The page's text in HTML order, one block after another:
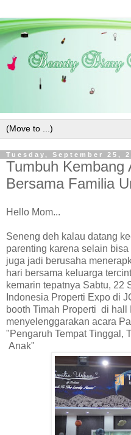
Tuesday, September 25,
Tumbuh Kembang
Bersama Familia
Hello Mom...
Seneng deh kalau datang
parenting karena selain
juga jadi berusaha
hari bersama keluarga
kemarin tepatnya Sabtu, 22
Indonesia Properti Expo di
booth Timah Properti di hall
menyelenggarakan acara
"Pengaruh Tempat Tinggal,
Anak"